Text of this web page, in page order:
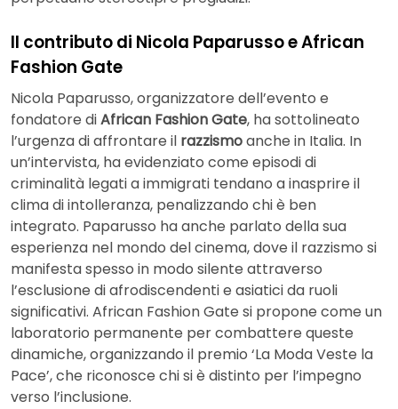
Il contributo di Nicola Paparusso e African
Fashion Gate
Nicola Paparusso, organizzatore dell’evento e
fondatore diAfrican Fashion Gate, ha sottolineato
l’urgenza di affrontare il razzismoanche in Italia. In
un’intervista, ha evidenziato come episodi di
criminalità legati a immigrati tendano a inasprire il
clima di intolleranza, penalizzando chi è ben
integrato. Paparusso ha anche parlato della sua
esperienza nel mondo del cinema, dove il razzismo si
manifesta spesso in modo silente attraverso
l’esclusione di afrodiscendenti e asiatici da ruoli
significativi. African Fashion Gate si propone come un
laboratorio permanente per combattere queste
dinamiche, organizzando il premio ‘La Moda Veste la
Pace’, che riconosce chi si è distinto per l’impegno
verso l’inclusione.